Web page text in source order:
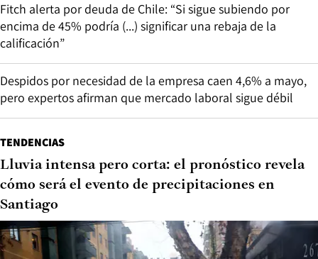
Fitch alerta por deuda de Chile: “Si sigue subiendo por
encima de 45% podría (...) significar una rebaja de la
calificación”
Despidos por necesidad de la empresa caen 4,6% a mayo,
pero expertos afirman que mercado laboral sigue débil
TENDENCIAS
Lluvia intensa pero corta: el pronóstico revela
cómo será el evento de precipitaciones en
Santiago